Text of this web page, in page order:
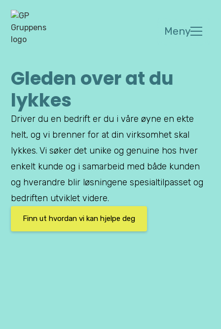
Meny
Gleden over at du
lykkes
Driver du en bedrift er du i våre øyne en ekte
helt, og vi brenner for at din virksomhet skal
lykkes. Vi søker det unike og genuine hos hver
enkelt kunde og i samarbeid med både kunden
og hverandre blir løsningene spesialtilpasset og
bedriften utviklet videre.
Finn ut hvordan vi kan hjelpe deg